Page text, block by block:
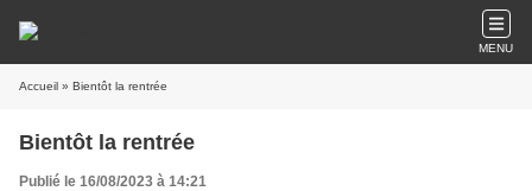
MENU
Accueil » Bientôt la rentrée
Bientôt la rentrée
Publié le 16/08/2023 à 14:21